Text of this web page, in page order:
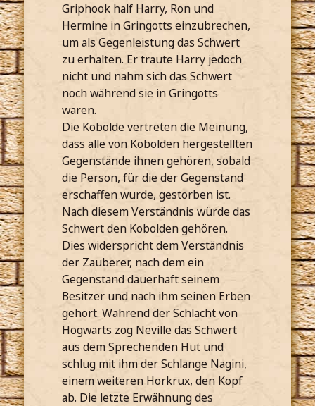
Griphook half Harry, Ron und
Hermine in Gringotts einzubrechen,
um als Gegenleistung das Schwert
zu erhalten. Er traute Harry jedoch
nicht und nahm sich das Schwert
noch während sie in Gringotts
waren.
Die Kobolde vertreten die Meinung,
dass alle von Kobolden hergestellten
Gegenstände ihnen gehören, sobald
die Person, für die der Gegenstand
erschaffen wurde, gestorben ist.
Nach diesem Verständnis würde das
Schwert den Kobolden gehören.
Dies widerspricht dem Verständnis
der Zauberer, nach dem ein
Gegenstand dauerhaft seinem
Besitzer und nach ihm seinen Erben
gehört. Während der Schlacht von
Hogwarts zog Neville das Schwert
aus dem Sprechenden Hut und
schlug mit ihm der Schlange Nagini,
einem weiteren Horkrux, den Kopf
ab. Die letzte Erwähnung des